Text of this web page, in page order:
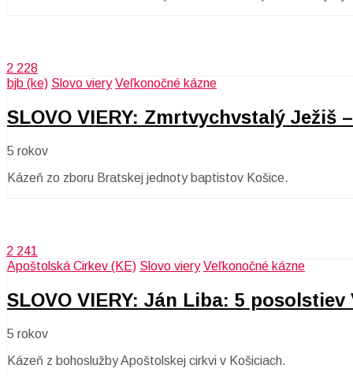
2 228
bjb (ke) Slovo viery Veľkonočné kázne
SLOVO VIERY: Zmrtvychvstalý Ježiš
5 rokov
Kázeň zo zboru Bratskej jednoty baptistov Košice.
2 241
Apoštolská Cirkev (KE) Slovo viery Veľkonočné kázne
SLOVO VIERY: Ján Liba: 5
5 rokov
Kázeň z bohoslužby Apoštolskej cirkvi v Košiciach.